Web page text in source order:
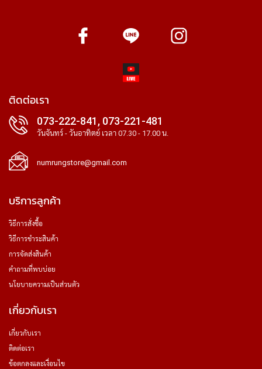
ติดต่อเรา
073-222-841, 073-221-481
วันจันทร์ - วันอาทิตย์ เวลา 07.30 - 17.00 น.
numrungstore@gmail.com
บริการลูกค้า
วิธีการสั่งซื้อ
วิธีการชำระสินค้า
การจัดส่งสินค้า
คำถามที่พบบ่อย
นโยบายความเป็นส่วนตัว
เกี่ยวกับเรา
เกี่ยวกับเรา
ติดต่อเรา
ข้อตกลงและเงื่อนไข